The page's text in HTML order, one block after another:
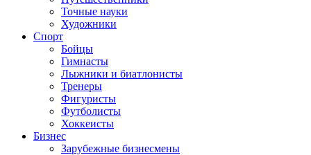
Точные науки
Художники
Спорт
Бойцы
Гимнасты
Лыжники и биатлонисты
Тренеры
Фигуристы
Футболисты
Хоккеисты
Бизнес
Зарубежные бизнесмены